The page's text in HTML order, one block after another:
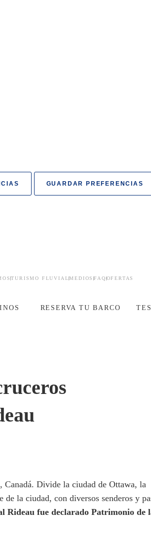
GUARDAR PREFERENCIAS
TURISMO FLUVIAL MEDIOS FAQ OFERTAS
RESERVA TU BARCO
Canadá. Divide la ciudad de Ottawa, la
la ciudad, con diversos senderos y
Rideau fue declarado Patrimonio de